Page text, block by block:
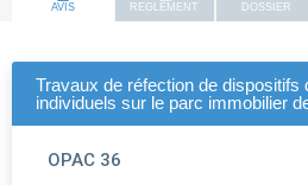
AVIS REGLEMENT DOSSIER
Travaux de réfection de dispositifs
individuels sur le parc immobilier
OPAC 36